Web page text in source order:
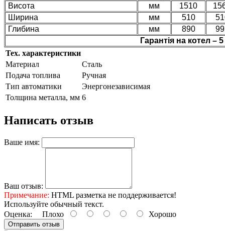
Висота
мм 1510
Ширина
мм 510
Глибина
мм 890
Гарантія на котел – 5
Тех. характеристики
Материал
Сталь
Подача топлива
Ручная
Тип автоматики
Энергонезависимая
Толщина металла, мм 6
Написать отзыв
Ваше имя:
Ваш отзыв:
Примечание: HTML разметка не поддерживается!
Используйте обычный текст.
Оценка: Плохо Хорошо
Отправить отзыв